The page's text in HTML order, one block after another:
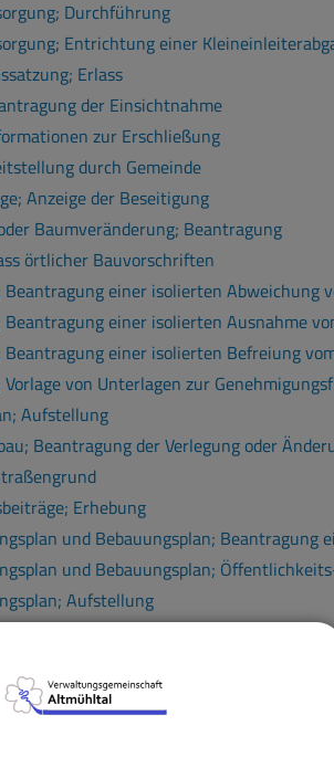
Durchführung
Entrichtung einer
Erlass
der Einsichtnahme
zur Erschließung
durch Gemeinde
Anzeige der Beseitigung
Baumveränderung; Beantragung
örtlicher Bauvorschriften
Beantragung einer isolierten Abweichung
Beantragung einer isolierten Ausnahme
Beantragung einer isolierten Befreiung
Vorlage von Unterlagen zur
Aufstellung
Beantragung der Verlegung oder
Erhebung
und Bebauungsplan; Beantragung
und Bebauungsplan;
Aufstellung
Wege und Plätze; Widmung
Ordnung; Informationen zum
Ordnung; Informationen zur